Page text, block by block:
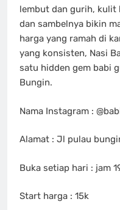
lembut dan gurih, kulit
dan sambelnya bikin
harga yang ramah di
yang konsisten, Nasi
satu hidden gem babi
Bungin.
Nama Instagram :
Alamat : Jl pulau
Buka setiap hari : jam
Start harga : 15k